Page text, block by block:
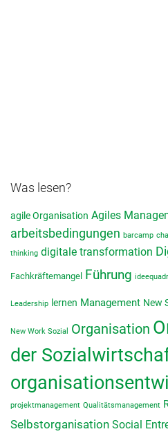
Was lesen?
agile Organisation Agiles
arbeitsbedingungen barcamp
thinking digitale transformation
Fachkräftemangel Führung
Leadership lernen Management New
New Work Sozial Organisation
der
projektmanagement Qualitätsmanagement
Selbstorganisation Social